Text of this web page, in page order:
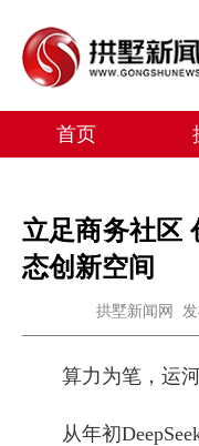
首页
立足商务社区
态创新空间
拱墅新闻网
算力为笔，运
从年初